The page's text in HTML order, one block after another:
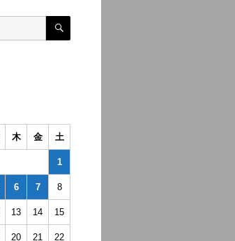
検
木 金 土
1
6 7 8
13 14 15
20 21 22